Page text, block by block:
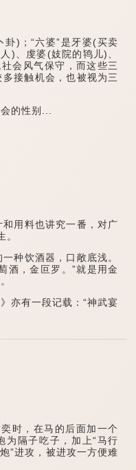
)；“六婆”是牙婆(买卖
)、虔婆(妓院的鸨儿)、
会风气保守，而这些三
接触机会，也被视为三
的性别...
用料也讲究一番，对广
。
饮酒器，口敞底浅。
酒，金叵罗。”就是用金
有一段记载：“神武宴
时，在马的后面加一个
为隔子吃子，加上“马行
”进攻，被进攻一方便难